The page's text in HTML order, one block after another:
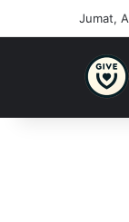
Jumat,